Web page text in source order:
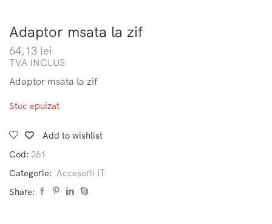
Adaptor msata la zif
64,13 lei
TVA INCLUS
Adaptor msata la zif
Stoc epuizat
Add to wishlist
Cod: 261
Categorie: Accesorii IT
Share: